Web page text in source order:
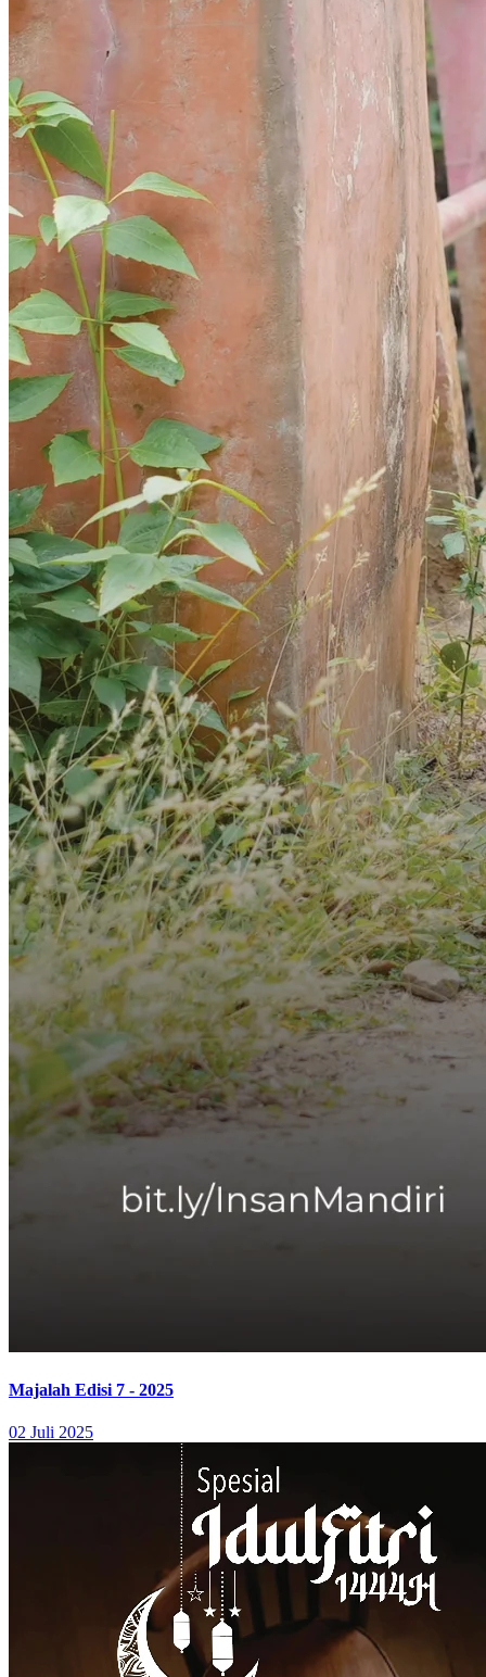
Majalah Edisi 7 - 2025
02 Juli 2025